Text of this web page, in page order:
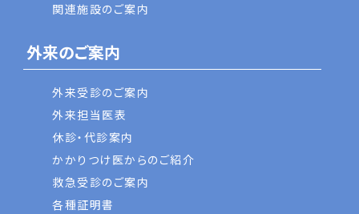
関連施設のご案内
外来のご案内
外来受診のご案内
外来担当医表
休診・代診案内
かかりつけ医からのご紹介
救急受診のご案内
各種証明書